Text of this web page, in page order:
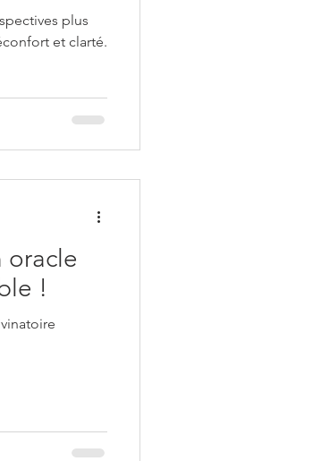
plus
et clarté.
oracle
!